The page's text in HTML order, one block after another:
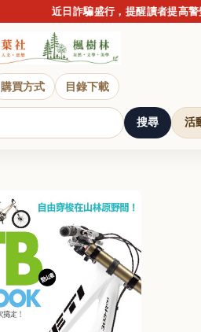
近日詐騙盛行，提醒讀者提高警
購買方式 目錄下載
搜尋 活